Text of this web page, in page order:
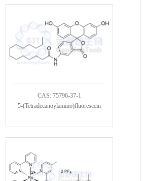
CAS: 75796-37-1
5-(Tetradecanoylamino)fluorescein